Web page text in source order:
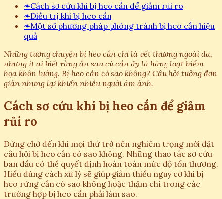
❧Cách sơ cứu khi bị heo cắn để giảm rủi ro
❧Điều trị khi bị heo cắn
❧Một số phương pháp phòng tránh bị heo cắn hiệu
quả
Những tưởng chuyện bị heo cắn chỉ là vết thương ngoài da,
nhưng ít ai biết rằng ẩn sau cú cắn ấy là hàng loạt hiểm
họa khôn lường. Bị heo cắn có sao không? Câu hỏi tưởng đơn
giản nhưng lại khiến nhiều người ám ảnh.
Cách sơ cứu khi bị heo cắn để giảm
rủi ro
Đừng chờ đến khi mọi thứ trở nên nghiêm trọng mới đặt
câu hỏi bị heo cắn có sao không. Những thao tác sơ cứu
ban đầu có thể quyết định hoàn toàn mức độ tổn thương.
Hiểu đúng cách xử lý sẽ giúp giảm thiểu nguy cơ khi bị
heo rừng cắn có sao không hoặc thậm chí trong các
trường hợp bị heo cắn phải làm sao.